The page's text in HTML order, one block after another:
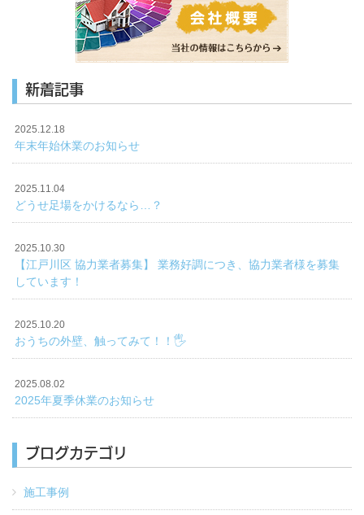
新着記事
2025.12.18
年末年始休業のお知らせ
2025.11.04
どうせ足場をかけるなら…？
2025.10.30
【江戸川区 協力業者募集】 業務好調につき、協力業者様を募集
しています！
2025.10.20
おうちの外壁、触ってみて！！🖐️
2025.08.02
2025年夏季休業のお知らせ
ブログカテゴリ
施工事例